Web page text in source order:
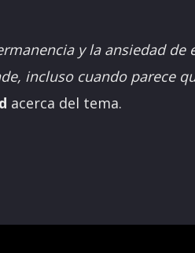
y la ansiedad de
incluso cuando parece
acerca del tema.